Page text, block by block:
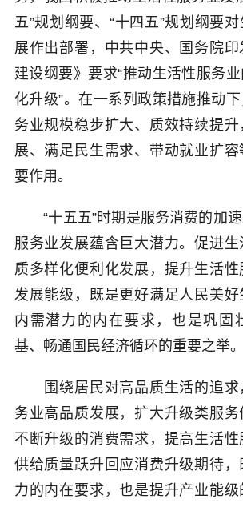
五”规划纲要、“十四五”规划纲要
展作出部署，中共中央、国务院印
建设纲要》要求“推动生活性服务
化升级”。在一系列政策措施推动
务业规模稳步扩大、质效持续提
展、满足民生需求、带动就业扩
要作用。
“十五五”时期是服务消费的加速
服务业发展蕴含巨大潜力。促进
质多样化便利化发展，提升生活
发展能级，既是更好满足人民美
内需潜力的内在要求，也是巩固
基、畅通国民经济循环的重要之举。
围绕居民对高品质生活的追求
务业高品质发展，扩大升级类服务
不断升级的消费需求，提高生活
供给质量跃升回应消费升级期待
力的内在要求，也是提升产业能级